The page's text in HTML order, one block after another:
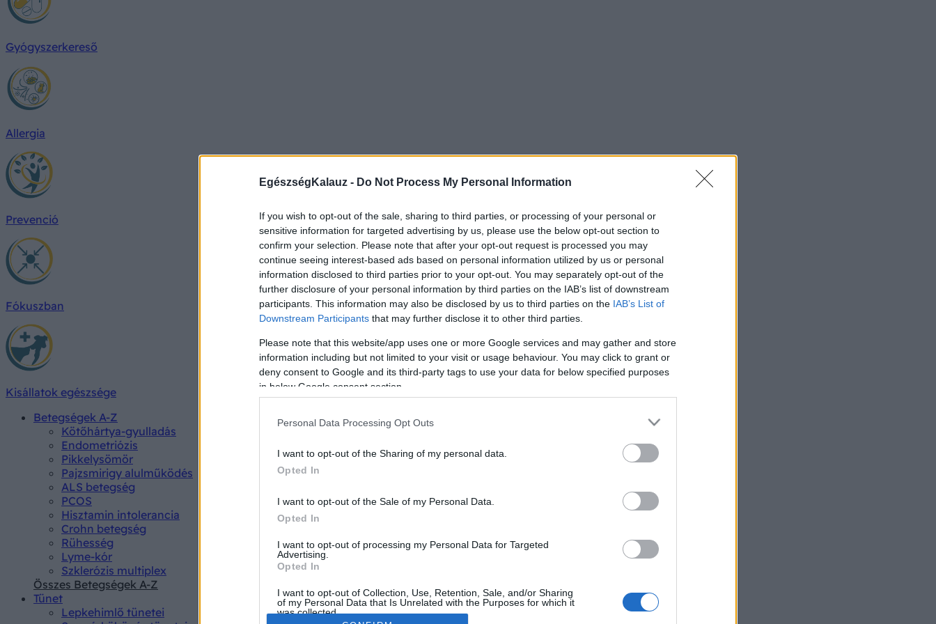
EgészségKalauz - Do Not Process My Personal Information
If you wish to opt-out of the sale, sharing to third parties, or processing of your personal or
sensitive information for targeted advertising by us, please use the below opt-out section to
confirm your selection. Please note that after your opt-out request is processed you may
continue seeing interest-based ads based on personal information utilized by us or personal
information disclosed to third parties prior to your opt-out. You may separately opt-out of the
further disclosure of your personal information by third parties on the IAB’s list of downstream
participants. This information may also be disclosed by us to third parties on the IAB’s List of
Downstream Participants that may further disclose it to other third parties.
Please note that this website/app uses one or more Google services and may gather and store
information including but not limited to your visit or usage behaviour. You may click to grant or
deny consent to Google and its third-party tags to use your data for below specified purposes
in below Google consent section.
Personal Data Processing Opt Outs
I want to opt-out of the Sharing of my personal data.
Opted In
I want to opt-out of the Sale of my Personal Data.
Opted In
I want to opt-out of processing my Personal Data for Targeted
Advertising.
Opted In
I want to opt-out of Collection, Use, Retention, Sale, and/or Sharing
of my Personal Data that Is Unrelated with the Purposes for which it
was collected.
Gyógyszerkereső
Allergia
Prevenció
Fókuszban
Kisállatok egészsége
Betegségek A-Z
Kötőhártya-gyulladás
Endometriózis
Pikkelysömör
Pajzsmirigy alulműködés
ALS betegség
PCOS
Hisztamin intolerancia
Crohn betegség
Rühesség
Lyme-kór
Szklerózis multiplex
Összes Betegségek A-Z
Tünet
Lepkehimlő tünetei